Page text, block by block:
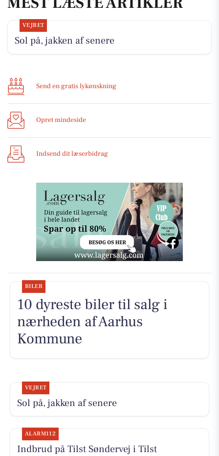
VEJRET
Sol på, jakken af senere
Send en gratis lykønskning
Opret mindeside
Indsend dit læserbidrag
BILER
10 dyreste biler til salg i
nærheden af Aarhus
Kommune
VEJRET
Sol på, jakken af senere
ALARM112
Indbrud på Tilst Søndervej i Tilst